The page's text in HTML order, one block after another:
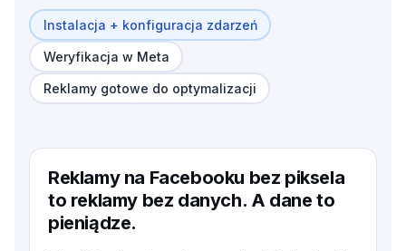
Instalacja + konfiguracja zdarzeń
Weryfikacja w Meta
Reklamy gotowe do optymalizacji
Reklamy na Facebooku bez piksela
to reklamy bez danych. A dane to
pieniądze.